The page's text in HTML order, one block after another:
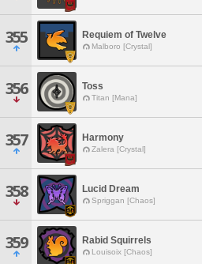
355 Requiem of Twelve
Malboro [Crystal]
356 Toss
Titan [Mana]
357 Harmony
Zalera [Crystal]
358 Lucid Dream
Spriggan [Chaos]
359 Rabid Squirrels
Louisoix [Chaos]